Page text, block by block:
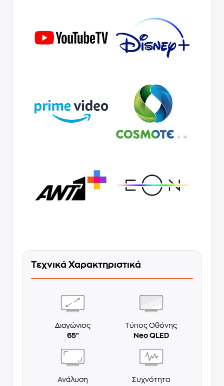
Τεχνικά Χαρακτηριστικά
Διαγώνιος
65"
Τύπος Οθόνης
Neo QLED
Ανάλυση
Συχνότητα